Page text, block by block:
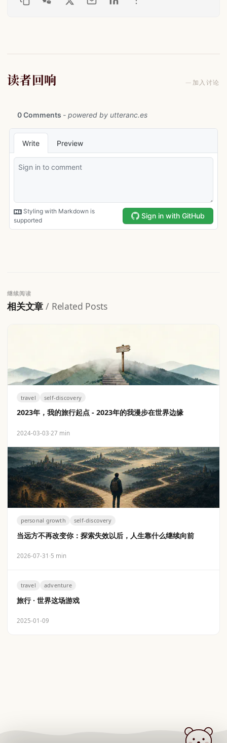
读者回响 — 加入讨论
继续阅读
相关文章/ Related Posts
travel self-discovery
2023年，我的旅行起点 - 2023年的我漫步在世界边缘
2024-03-03·27 min
personal growth self-discovery
当远方不再改变你：探索失效以后，人生靠什么继续向前
2026-07-31 ·5 min
travel adventure
旅行 · 世界这场游戏
2025-01-09